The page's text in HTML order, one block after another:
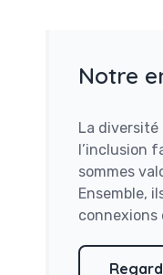
Notre
La
l’inclusion
sommes
Ensemble,
connexions